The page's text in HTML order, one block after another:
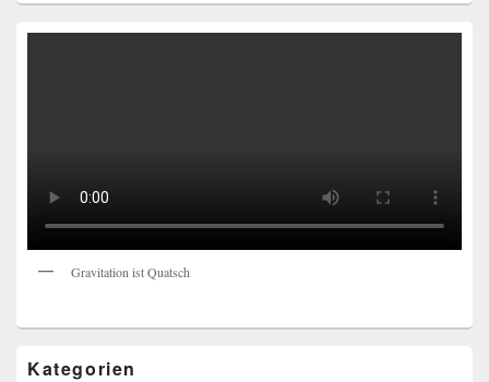
Gravitation ist Quatsch
Kategorien